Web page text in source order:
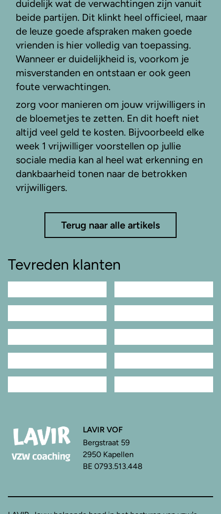
duidelijk wat de verwachtingen zijn vanuit
beide partijen. Dit klinkt heel officieel, maar
de leuze goede afspraken maken goede
vrienden is hier volledig van toepassing.
Wanneer er duidelijkheid is, voorkom je
misverstanden en ontstaan er ook geen
foute verwachtingen.
zorg voor manieren om jouw vrijwilligers in
de bloemetjes te zetten. En dit hoeft niet
altijd veel geld te kosten. Bijvoorbeeld elke
week 1 vrijwilliger voorstellen op jullie
sociale media kan al heel wat erkenning en
dankbaarheid tonen naar de betrokken
vrijwilligers.
Terug naar alle artikels
Tevreden klanten
LAVIR VOF
Bergstraat 59
2950 Kapellen
BE 0793.513.448